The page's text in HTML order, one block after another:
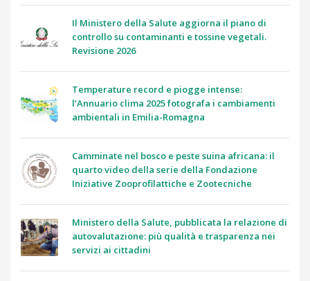
Il Ministero della Salute aggiorna il piano di
controllo su contaminanti e tossine vegetali.
Revisione 2026
Temperature record e piogge intense:
l’Annuario clima 2025 fotografa i cambiamenti
ambientali in Emilia-Romagna
Camminate nel bosco e peste suina africana: il
quarto video della serie della Fondazione
Iniziative Zooprofilattiche e Zootecniche
Ministero della Salute, pubblicata la relazione di
autovalutazione: più qualità e trasparenza nei
servizi ai cittadini